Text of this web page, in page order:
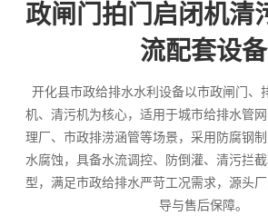
政闸门拍门启闭机清
流配套设备
开化县市政给排水水利设备以市政闸门、
机、清污机为核心，适用于城市给排水管
理厂、市政排涝涵管等场景，采用防腐钢
水腐蚀，具备水流调控、防倒灌、清污拦
型，满足市政给排水严苛工况需求，源头
导与售后保障。